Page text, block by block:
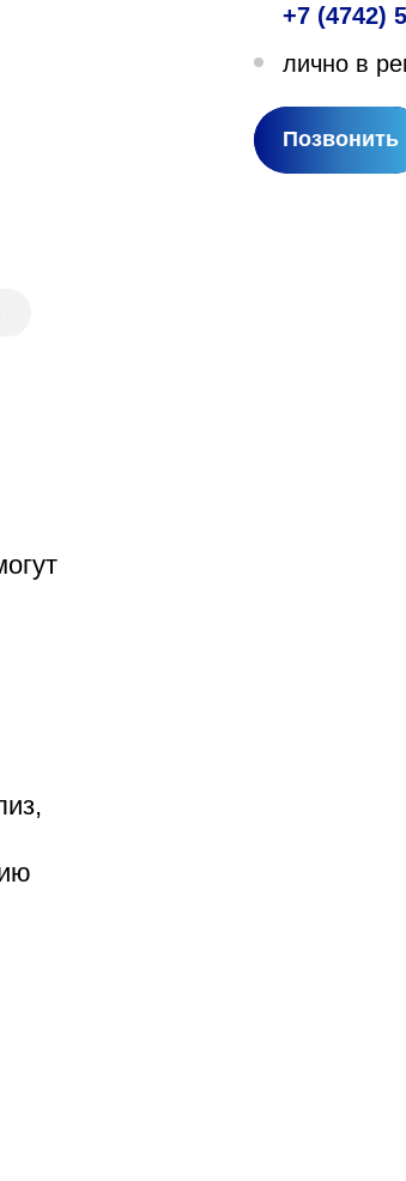
Плехановское лесничество,
+7 (4742)
лично в
Позвонить